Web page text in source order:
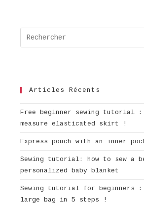
De
Articles Récents
Free beginner sewing tutorial :
measure elasticated skirt !
Express pouch with an inner
Sewing tutorial: how to sew a
personalized baby blanket
Sewing tutorial for beginners :
large bag in 5 steps !